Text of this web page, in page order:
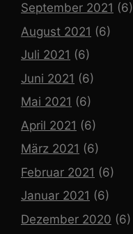
September 2021 (6)
August 2021 (6)
Juli 2021 (6)
Juni 2021 (6)
Mai 2021 (6)
April 2021 (6)
März 2021 (6)
Februar 2021 (6)
Januar 2021 (6)
Dezember 2020 (6)